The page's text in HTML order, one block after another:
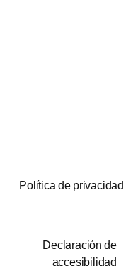
Política de privacidad
Declaración de
accesibilidad